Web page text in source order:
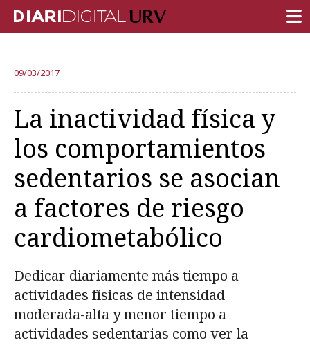
INVESTIGACIÓN
DOCENCIA
INSTITUCIÓN
VIDA EN EL CAMPUS
COMUNIDAD URV
REPORTAJES
09/03/2017
La inactividad física y
los comportamientos
sedentarios se asocian
a factores de riesgo
cardiometabólico
Dedicar diariamente más tiempo a
actividades físicas de intensidad
moderada-alta y menor tiempo a
actividades sedentarias como ver la